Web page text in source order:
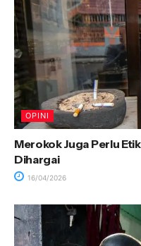
OPINI
Merokok Juga Perlu
Dihargai
16/04/2026